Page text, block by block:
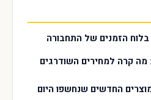
בלוח הזמנים של התחבורה
מה קרה למחירים השודרגים
החדשים שנחשפו היום